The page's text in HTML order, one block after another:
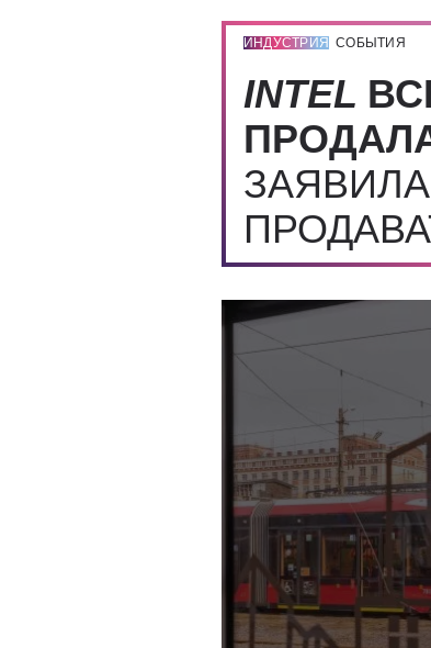
ИНДУСТРИЯ СОБЫТИЯ
INTEL